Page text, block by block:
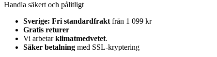
Handla säkert och pålitligt
Sverige: Fri standardfrakt från 1 099 kr
Gratis returer
Vi arbetarklimatmedvetet.
Säker betalning med SSL-kryptering